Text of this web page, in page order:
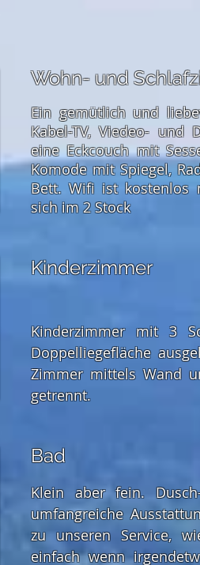
Wohn- und
Ein gemütlich und
Kabel-TV, Viedeo- und
eine Eckcouch mit
Komode mit Spiegel,
Bett. Wifi ist kostenlos
sich im 2 Stock
Kinderzimmer
Kinderzimmer mit 3
Doppelliegefläche
Zimmer mittels Wand
getrennt.
Bad
Klein aber fein.
umfangreiche
zu unseren Service,
einfach wenn